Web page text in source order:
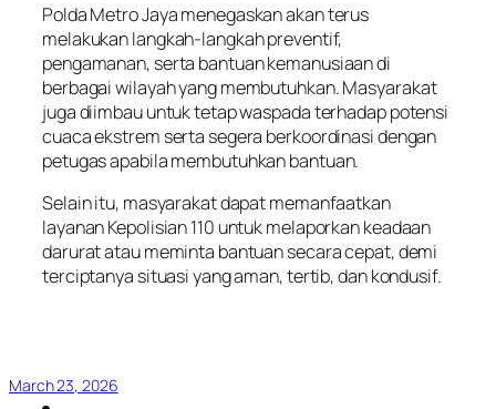
Polda Metro Jaya menegaskan akan terus
melakukan langkah-langkah preventif,
pengamanan, serta bantuan kemanusiaan di
berbagai wilayah yang membutuhkan. Masyarakat
juga diimbau untuk tetap waspada terhadap potensi
cuaca ekstrem serta segera berkoordinasi dengan
petugas apabila membutuhkan bantuan.
Selain itu, masyarakat dapat memanfaatkan
layanan Kepolisian 110 untuk melaporkan keadaan
darurat atau meminta bantuan secara cepat, demi
terciptanya situasi yang aman, tertib, dan kondusif.
March 23, 2026